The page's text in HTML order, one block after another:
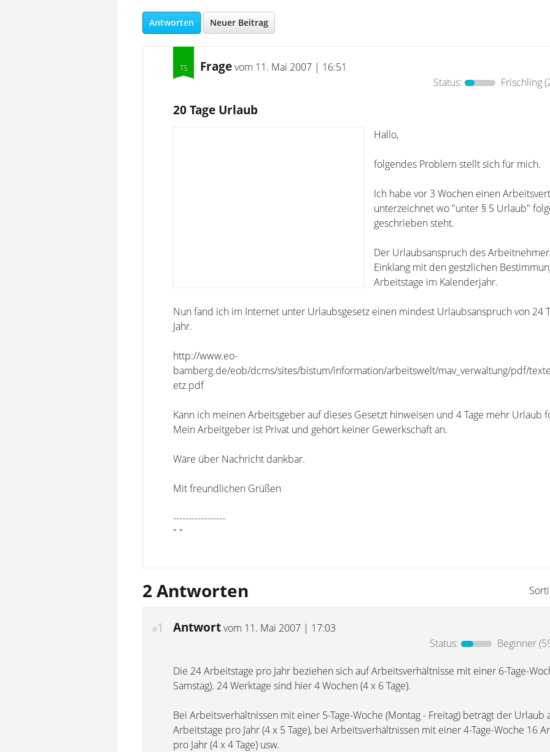
Antworten Neuer Beitrag
Fragevom 11. Mai 2007 | 16:51
Status:
Frischling
20 Tage Urlaub
Hallo,
folgendes Problem stellt sich für mich.
Ich habe vor 3 Wochen einen
unterzeichnet wo "unter § 5 Urlaub"
geschrieben steht.
Der Urlaubsanspruch des
Einklang mit den gestzlichen
Arbeitstage im Kalenderjahr.
Nun fand ich im Internet unter Urlaubsgesetz einen mindest Urlaubsanspruch von 24
Jahr.
http://www.eo-
bamberg.de/eob/dcms/sites/bistum/information/arbeitswelt/mav_verwaltung/pdf/
etz.pdf
Kann ich meinen Arbeitsgeber auf dieses Gesetzt hinweisen und 4 Tage mehr Urlaub
Mein Arbeitgeber ist Privat und gehört keiner Gewerkschaft an.
Wäre über Nachricht dankbar.
Mit freundlichen Grüßen
-----------------
" "
2 Antworten
#1 Antwortvom 11. Mai 2007 | 17:03
Status:
Beginner
Die 24 Arbeitstage pro Jahr beziehen sich auf Arbeitsverhältnisse mit einer 6-Tage-
Samstag). 24 Werktage sind hier 4 Wochen (4 x 6 Tage).
Bei Arbeitsverhältnissen mit einer 5-Tage-Woche (Montag - Freitag) beträgt der Urlaub
Arbeitstage pro Jahr (4 x 5 Tage), bei Arbeitsverhältnissen mit einer 4-Tage-Woche 16
pro Jahr (4 x 4 Tage) usw.